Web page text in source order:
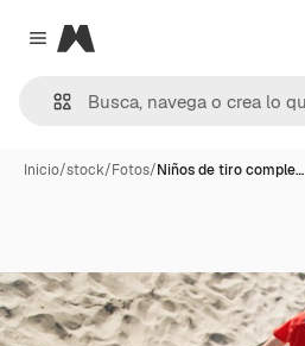
Close menu
Magnific
Inicio/stock/Fotos/Niños de tiro comple…